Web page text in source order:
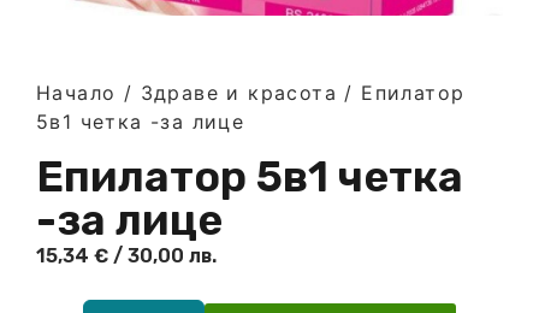
Начало / Здраве и красота / Епилатор
5в1 четка -за лице
Епилатор 5в1 четка
-за лице
15,34 € / 30,00 лв.